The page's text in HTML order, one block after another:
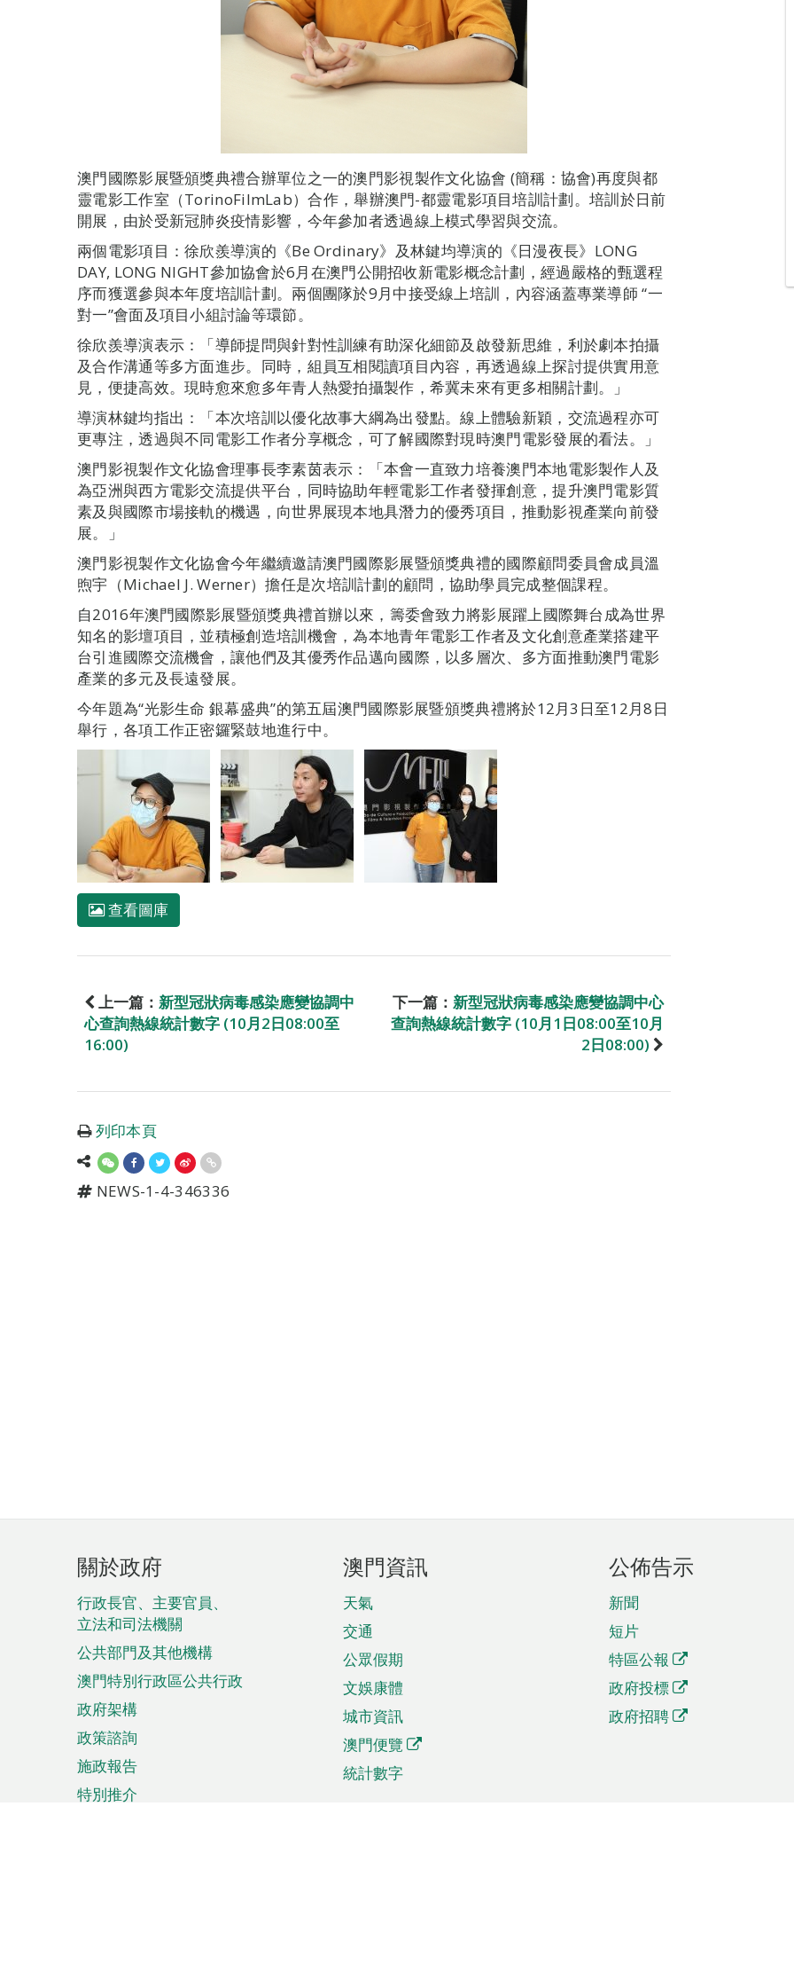
澳門國際影展暨頒獎典禮合辦單位之一的澳門影視製作文化協會 (簡稱：協會)再度與都
靈電影工作室（TorinoFilmLab）合作，舉辦澳門-都靈電影項目培訓計劃。培訓於日前
開展，由於受新冠肺炎疫情影響，今年參加者透過線上模式學習與交流。
兩個電影項目：徐欣羨導演的《Be Ordinary》及林鍵均導演的《日漫夜長》LONG
DAY, LONG NIGHT參加協會於6月在澳門公開招收新電影概念計劃，經過嚴格的甄選程
序而獲選參與本年度培訓計劃。兩個團隊於9月中接受線上培訓，內容涵蓋專業導師 “一
對一”會面及項目小組討論等環節。
徐欣羨導演表示：「導師提問與針對性訓練有助深化細節及啟發新思維，利於劇本拍攝
及合作溝通等多方面進步。同時，組員互相閱讀項目內容，再透過線上探討提供實用意
見，便捷高效。現時愈來愈多年青人熱愛拍攝製作，希冀未來有更多相關計劃。」
導演林鍵均指出：「本次培訓以優化故事大綱為出發點。線上體驗新穎，交流過程亦可
更專注，透過與不同電影工作者分享概念，可了解國際對現時澳門電影發展的看法。」
澳門影視製作文化協會理事長李素茵表示：「本會一直致力培養澳門本地電影製作人及
為亞洲與西方電影交流提供平台，同時協助年輕電影工作者發揮創意，提升澳門電影質
素及與國際市場接軌的機遇，向世界展現本地具潛力的優秀項目，推動影視產業向前發
展。」
澳門影視製作文化協會今年繼續邀請澳門國際影展暨頒獎典禮的國際顧問委員會成員溫
煦宇（Michael J. Werner）擔任是次培訓計劃的顧問，協助學員完成整個課程。
自2016年澳門國際影展暨頒獎典禮首辦以來，籌委會致力將影展躍上國際舞台成為世界
知名的影壇項目，並積極創造培訓機會，為本地青年電影工作者及文化創意產業搭建平
台引進國際交流機會，讓他們及其優秀作品邁向國際，以多層次、多方面推動澳門電影
產業的多元及長遠發展。
今年題為“光影生命 銀幕盛典”的第五屆澳門國際影展暨頒獎典禮將於12月3日至12月8日
舉行，各項工作正密鑼緊鼓地進行中。
查看圖庫
上一篇： 新型冠狀病毒感染應變協調中
心查詢熱線統計數字 (10月2日08:00至
16:00)
下一篇： 新型冠狀病毒感染應變協調中心
查詢熱線統計數字 (10月1日08:00至10月
2日08:00)
列印本頁
NEWS-1-4-346336
頁
腳
菜
單
關於政府
行政長官、主要官員、
立法和司法機關
公共部門及其他機構
澳門特別行政區公共行政
政府架構
政策諮詢
施政報告
特別推介
澳門資訊
天氣
交通
公眾假期
文娛康體
城市資訊
澳門便覽
統計數字
公佈告示
新聞
短片
特區公報
政府投標
政府招聘